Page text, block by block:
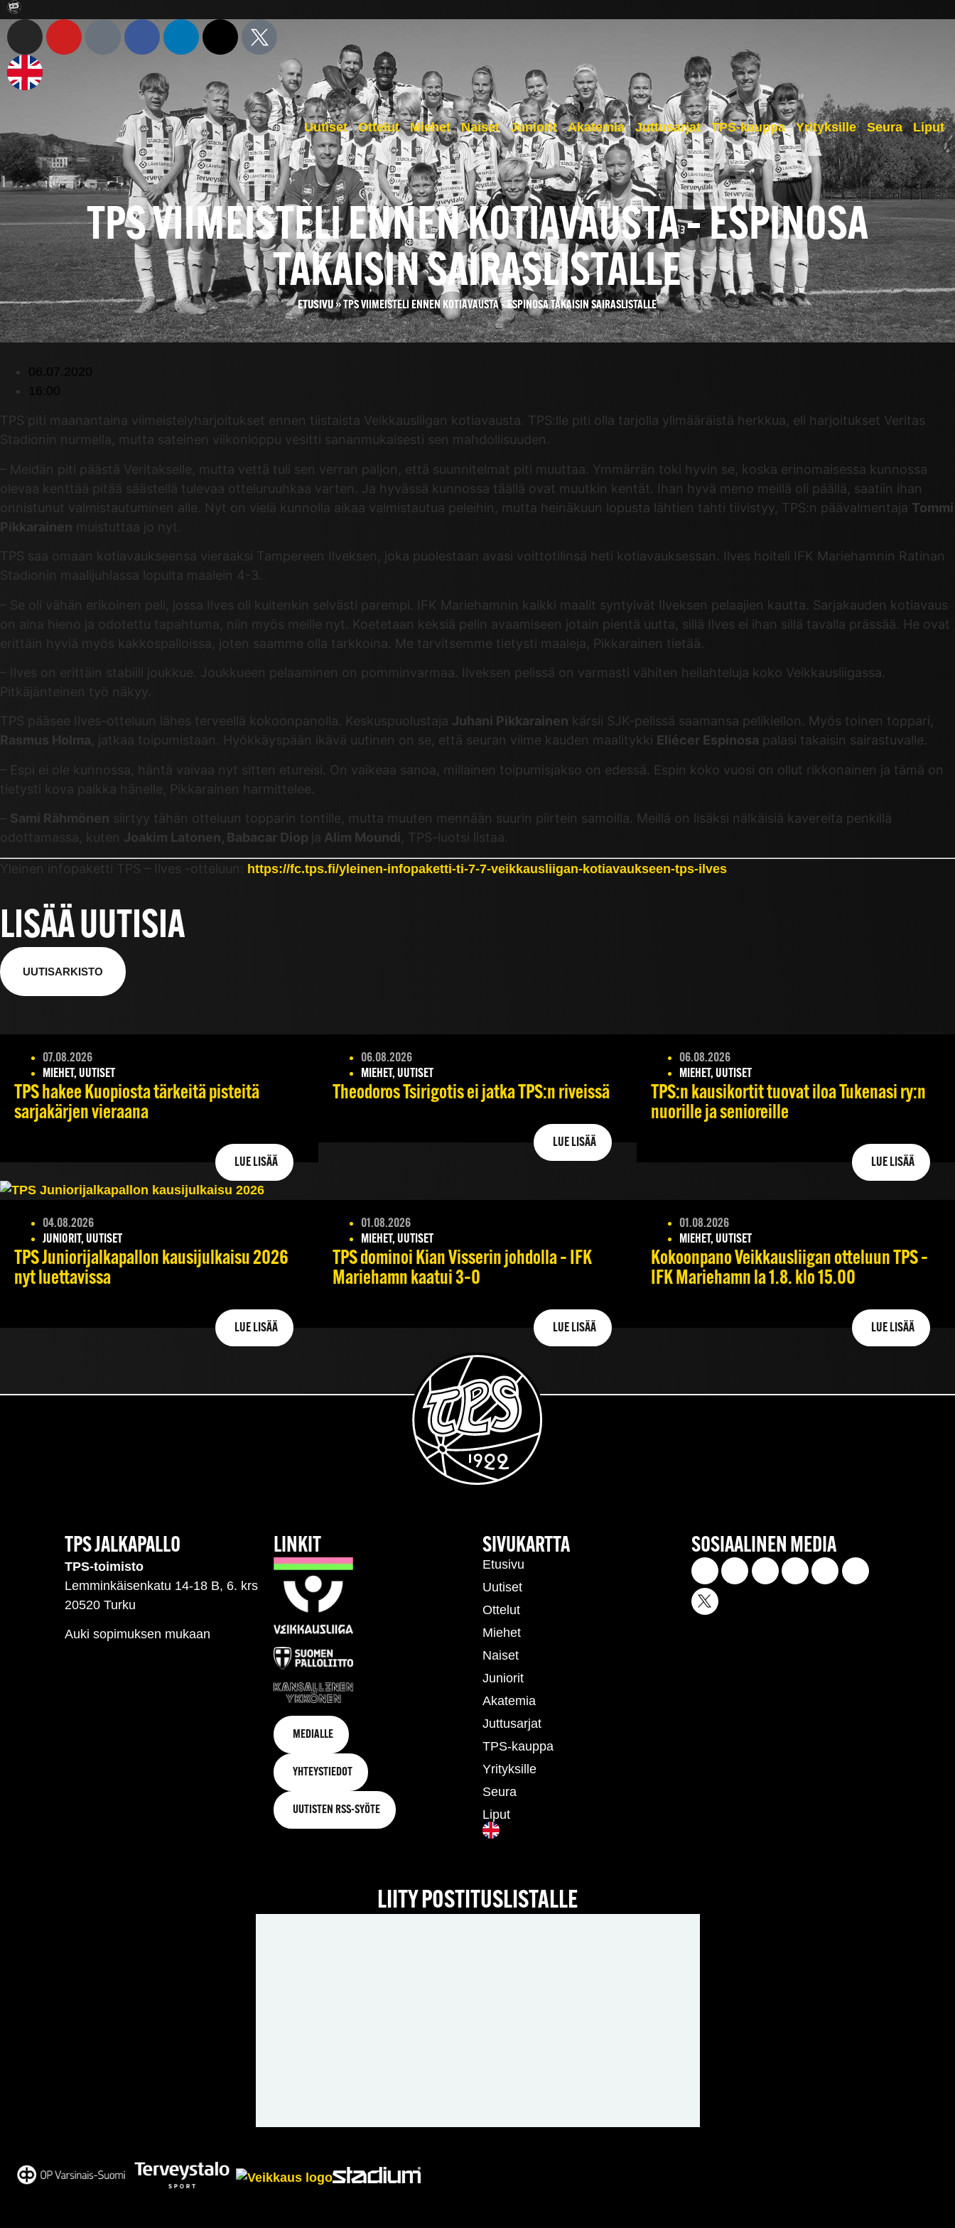
Uutiset Ottelut Miehet Naiset Juniorit Akatemia Juttusarjat TPS-kauppa Yrityksille Seura Liput
TPS VIIMEISTELI ENNEN KOTIAVAUSTA – ESPINOSA
TAKAISIN SAIRASLISTALLE
ETUSIVU»TPS VIIMEISTELI ENNEN KOTIAVAUSTA – ESPINOSA TAKAISIN SAIRASLISTALLE
06.07.2020
16:00
TPS piti maanantaina viimeistelyharjoitukset ennen tiistaista Veikkausliigan kotiavausta. TPS:lle piti olla tarjolla ylimääräistä herkkua, eli harjoitukset Veritas
Stadionin nurmella, mutta sateinen viikonloppu vesitti sananmukaisesti sen mahdollisuuden.
– Meidän piti päästä Veritakselle, mutta vettä tuli sen verran paljon, että suunnitelmat piti muuttaa. Ymmärrän toki hyvin se, koska erinomaisessa kunnossa
olevaa kenttää pitää säästellä tulevaa otteluruuhkaa varten. Ja hyvässä kunnossa täällä ovat muutkin kentät. Ihan hyvä meno meillä oli päällä, saatiin ihan
onnistunut valmistautuminen alle. Nyt on vielä kunnolla aikaa valmistautua peleihin, mutta heinäkuun lopusta lähtien tahti tiivistyy, TPS:n päävalmentaja Tommi
Pikkarainen muistuttaa jo nyt.
TPS saa omaan kotiavaukseensa vieraaksi Tampereen Ilveksen, joka puolestaan avasi voittotilinsä heti kotiavauksessan. Ilves hoiteli IFK Mariehamnin Ratinan
Stadionin maalijuhlassa lopulta maalein 4-3.
– Se oli vähän erikoinen peli, jossa Ilves oli kuitenkin selvästi parempi. IFK Mariehamnin kaikki maalit syntyivät Ilveksen pelaajien kautta. Sarjakauden kotiavaus
on aina hieno ja odotettu tapahtuma, niin myös meille nyt. Koetetaan keksiä pelin avaamiseen jotain pientä uutta, sillä Ilves ei ihan sillä tavalla prässää. He ovat
erittäin hyviä myös kakkospalloissa, joten saamme olla tarkkoina. Me tarvitsemme tietysti maaleja, Pikkarainen tietää.
– Ilves on erittäin stabiili joukkue. Joukkueen pelaaminen on pomminvarmaa. Ilveksen pelissä on varmasti vähiten heilahteluja koko Veikkausliigassa.
Pitkäjänteinen työ näkyy.
TPS pääsee Ilves-otteluun lähes terveellä kokoonpanolla. Keskuspuolustaja Juhani Pikkarainen kärsii SJK-pelissä saamansa pelikiellon. Myös toinen toppari,
Rasmus Holma, jatkaa toipumistaan. Hyökkäyspään ikävä uutinen on se, että seuran viime kauden maalitykki Eliécer Espinosa palasi takaisin sairastuvalle.
– Espi ei ole kunnossa, häntä vaivaa nyt sitten etureisi. On vaikeaa sanoa, millainen toipumisjakso on edessä. Espin koko vuosi on ollut rikkonainen ja tämä on
tietysti kova paikka hänelle, Pikkarainen harmittelee.
– Sami Rähmönen siirtyy tähän otteluun topparin tontille, mutta muuten mennään suurin piirtein samoilla. Meillä on lisäksi nälkäisiä kavereita penkillä
odottamassa, kuten Joakim Latonen, Babacar Diop ja Alim Moundi , TPS-luotsi listaa.
Yleinen infopaketti TPS – Ilves -otteluun: https://fc.tps.fi/yleinen-infopaketti-ti-7-7-veikkausliigan-kotiavaukseen-tps-ilves
LISÄÄ UUTISIA
UUTISARKISTO
07.08.2026
MIEHET, UUTISET
TPS hakee Kuopiosta tärkeitä pisteitä
sarjakärjen vieraana
LUE LISÄÄ
06.08.2026
MIEHET, UUTISET
Theodoros Tsirigotis ei jatka TPS:n riveissä
LUE LISÄÄ
06.08.2026
MIEHET, UUTISET
TPS:n kausikortit tuovat iloa Tukenasi ry:n
nuorille ja senioreille
LUE LISÄÄ
04.08.2026
JUNIORIT, UUTISET
TPS Juniorijalkapallon kausijulkaisu 2026
nyt luettavissa
LUE LISÄÄ
01.08.2026
MIEHET, UUTISET
TPS dominoi Kian Visserin johdolla – IFK
Mariehamn kaatui 3–0
LUE LISÄÄ
01.08.2026
MIEHET, UUTISET
Kokoonpano Veikkausliigan otteluun TPS –
IFK Mariehamn la 1.8. klo 15.00
LUE LISÄÄ
TPS JALKAPALLO
TPS-toimisto
Lemminkäisenkatu 14-18 B, 6. krs
20520 Turku
Auki sopimuksen mukaan
LINKIT
MEDIALLE
YHTEYSTIEDOT
UUTISTEN RSS-SYÖTE
SIVUKARTTA
Etusivu
Uutiset
Ottelut
Miehet
Naiset
Juniorit
Akatemia
Juttusarjat
TPS-kauppa
Yrityksille
Seura
Liput
SOSIAALINEN MEDIA
LIITY POSTITUSLISTALLE